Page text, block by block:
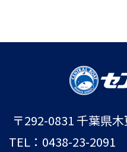
〒292-0831 千葉県
TEL：0438-23-2091